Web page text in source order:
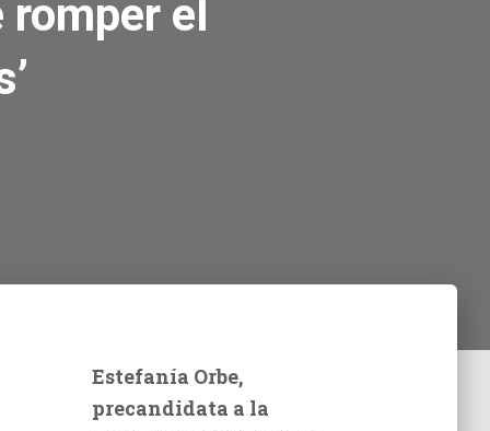
el
Estefanía Orbe,
precandidata a la